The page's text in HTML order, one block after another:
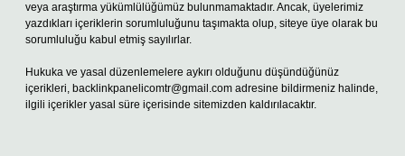
veya araştırma yükümlülüğümüz bulunmamaktadır. Ancak, üyelerimiz
yazdıkları içeriklerin sorumluluğunu taşımakta olup, siteye üye olarak bu
sorumluluğu kabul etmiş sayılırlar.
Hukuka ve yasal düzenlemelere aykırı olduğunu düşündüğünüz
içerikleri, backlinkpanelicomtr@gmail.com adresine bildirmeniz halinde,
ilgili içerikler yasal süre içerisinde sitemizden kaldırılacaktır.